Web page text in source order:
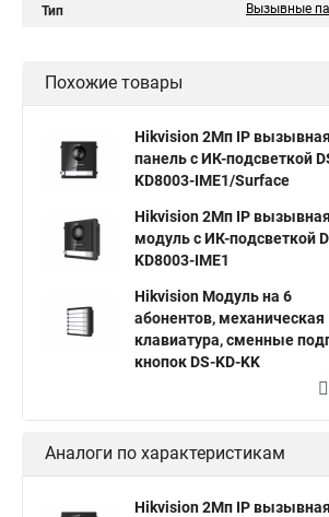
Тип Вызывные
Похожие товары
Hikvision 2Мп IP вызывная
панель c ИК-подсветкой
KD8003-IME1/Surface
Hikvision 2Мп IP вызывная
модуль c ИК-подсветкой
KD8003-IME1
Hikvision Модуль на 6
абонентов, механическая
клавиатура, сменные
кнопок DS-KD-KK
Аналоги по характеристикам
Hikvision 2Мп IP вызывная